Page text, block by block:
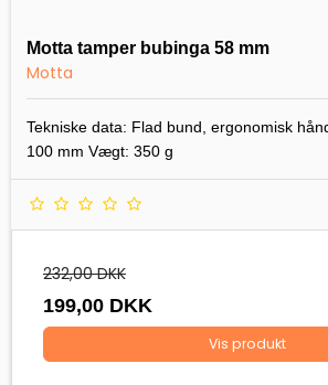
Motta tamper bubinga 58 mm
Motta
Tekniske data: Flad bund, ergonomisk
100 mm Vægt: 350 g
232,00 DKK
199,00 DKK
Vis produkt